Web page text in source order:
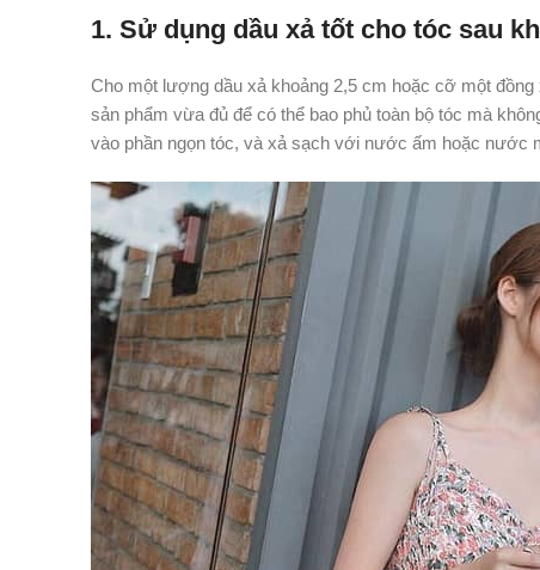
1. Sử dụng dầu xả tốt cho tóc sau
Cho một lượng dầu xả khoảng 2,5 cm hoặc cỡ một
sản phẩm vừa đủ để có thể bao phủ toàn bộ tóc mà
vào phần ngọn tóc, và xả sạch với nước ấm hoặc nước